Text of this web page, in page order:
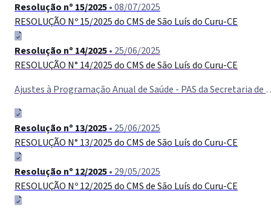
Resolução nº 15/2025• 08/07/2025
RESOLUÇÃO Nº 15/2025 do CMS de São Luís do Curu-CE
Resolução nº 14/2025• 25/06/2025
RESOLUÇÃO N° 14/2025 do CMS de São Luís do Curu-СЕ
Ajustes à Programação Anual de
Resolução nº 13/2025• 25/06/2025
RESOLUÇÃO N° 13/2025 do CMS de São Luís do Curu-CE
Resolução nº 12/2025• 29/05/2025
RESOLUÇÃO Nº 12/2025 do CMS de São Luís do Curu-CE